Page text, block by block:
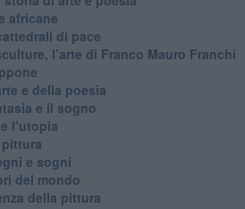
africane
di pace
l’arte di Franco Mauro Franchi
e della poesia
e il sogno
l’utopia
e sogni
del mondo
della pittura